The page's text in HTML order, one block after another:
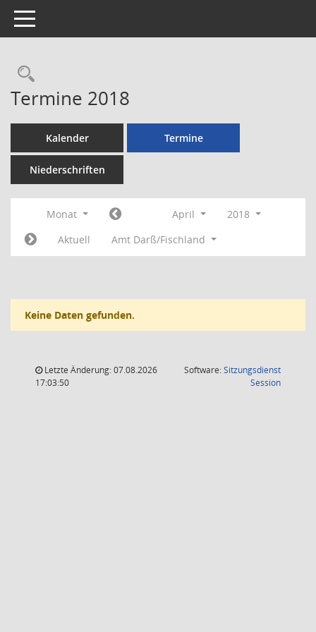
Toggle navigation
Rechercheauswahl
Termine 2018
Kalender Termine
Niederschriften
Monat April
2018
Aktuell
Amt Darß/Fischland
Keine Daten gefunden.
Letzte Änderung: 07.08.2026
17:03:50
Software:Sitzungsdienst
Session(Wird in